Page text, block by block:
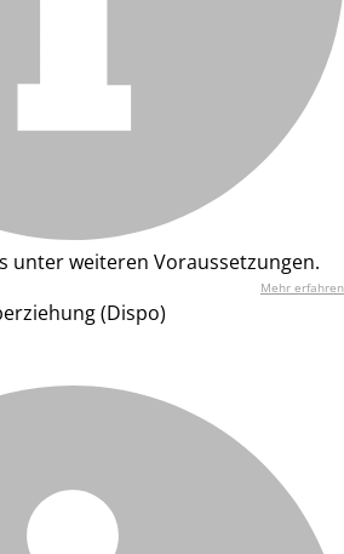
unter weiteren Voraussetzungen.
Mehr erfahren
(Dispo)